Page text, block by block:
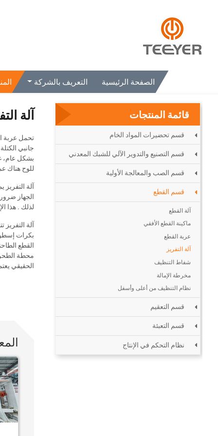
الصفحة الرئيسية التعريف بالشركة الصفحة الرئيسية المنتجات قسم القطع آلة التفريز
آلة
تحمل عربة
جانبي
للوح هناك
الجهاز
لذلك . هذا
آلة
بكرات
القطع
محطة
الحقيقي
قائمة المنتجات
قسم تحضيرات المواد الخام
قسم التصنيع والتدوير الآلي للشبك المعدني
قسم الصب والمعالجة الأولية
قسم القطع
آلة القطع
ماكينة القطع الأفقي
عربة القطع
آلة التفريز
شفاط التنظيف
مخرطة الإمالة
نظام التنظيف من أعلى وأسفل
قسم التعقيم
قسم التعبئة
نظام التحكم في الإنتاج